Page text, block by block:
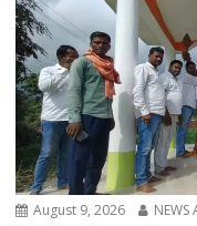
August 9, 2026 NEWS